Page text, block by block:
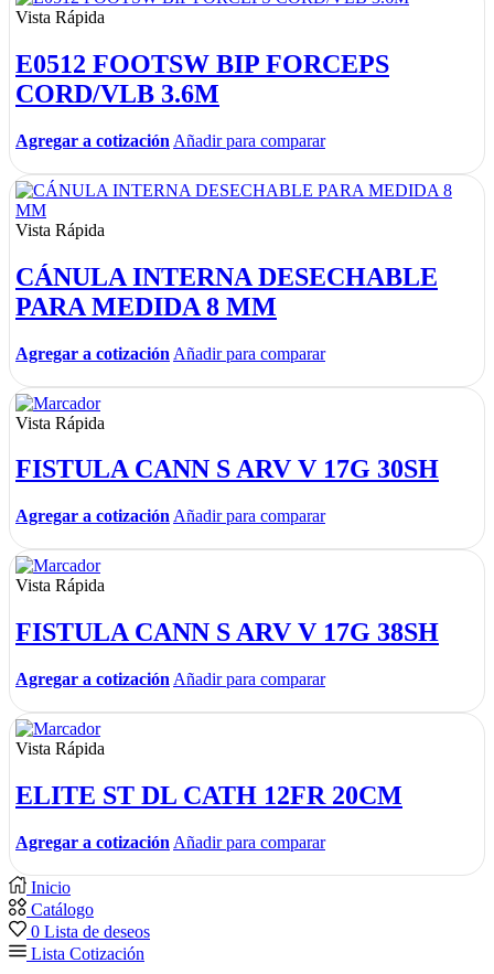
Vista Rápida
E0512 FOOTSW BIP FORCEPS
CORD/VLB 3.6M
Agregar a cotización Añadir para comparar
Vista Rápida
CÁNULA INTERNA DESECHABLE
PARA MEDIDA 8 MM
Agregar a cotización Añadir para comparar
Vista Rápida
FISTULA CANN S ARV V 17G 30SH
Agregar a cotización Añadir para comparar
Vista Rápida
FISTULA CANN S ARV V 17G 38SH
Agregar a cotización Añadir para comparar
Vista Rápida
ELITE ST DL CATH 12FR 20CM
Agregar a cotización Añadir para comparar
Inicio
Catálogo
0 Lista de deseos
Lista Cotización